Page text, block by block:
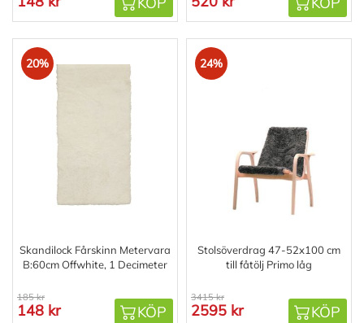
20%
Skandilock Fårskinn Metervara
B:60cm Offwhite, 1 Decimeter
185 kr
148 kr KÖP
24%
Stolsöverdrag 47-52x100 cm
till fåtölj Primo låg
3415 kr
2595 kr KÖP